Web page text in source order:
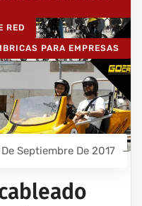
RED
PARA EMPRESAS
De Septiembre De 2017